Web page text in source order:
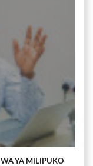
YA MILIPUKO